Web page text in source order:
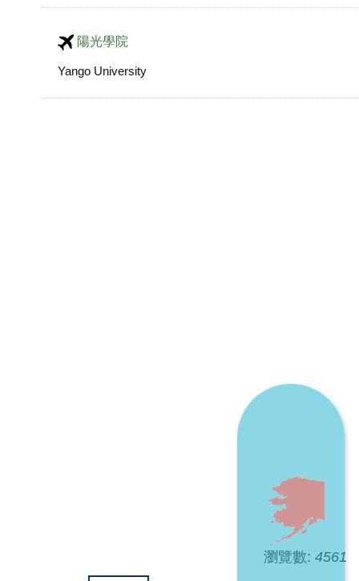
陽光學院
Yango University
瀏覽數: 4561